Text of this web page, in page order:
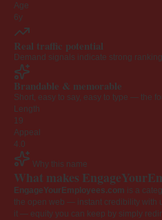
Age
6y
Real traffic potential
Demand signals indicate strong
Brandable & memorable
Short, easy to say, easy to type — the
Length
19
Appeal
4.0
Why this name
What makes
EngageYourEmployees.com is a
the open web — instant credibility with
it — equity you can keep by simply